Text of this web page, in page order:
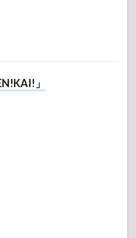
」